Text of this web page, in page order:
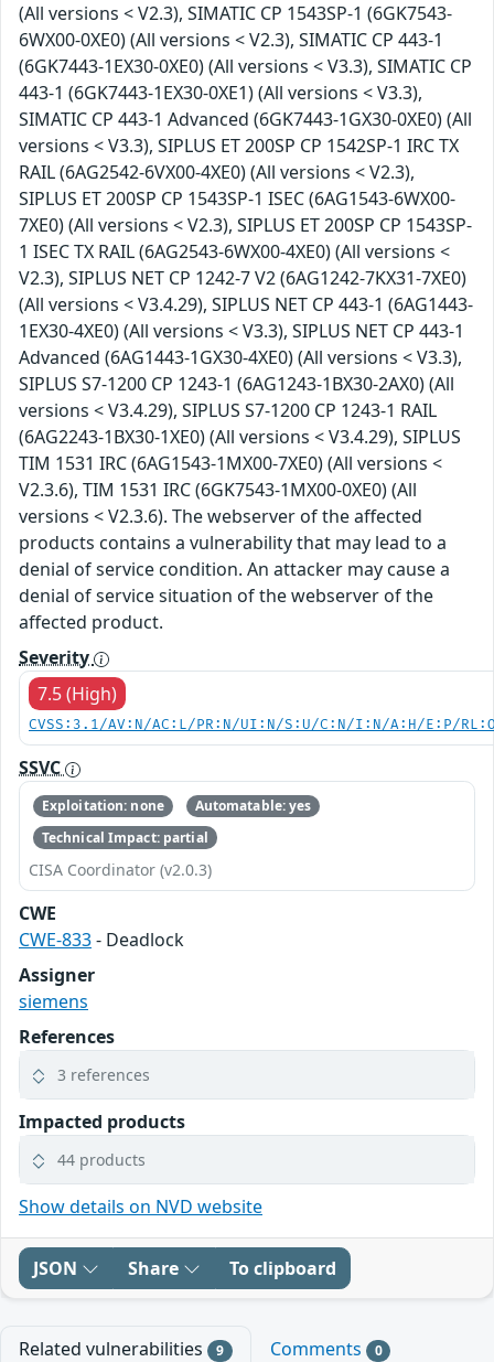
(All versions < V2.3), SIMATIC CP 1543SP-1 (6GK7543-
6WX00-0XE0) (All versions < V2.3), SIMATIC CP 443-1
(6GK7443-1EX30-0XE0) (All versions < V3.3), SIMATIC CP
443-1 (6GK7443-1EX30-0XE1) (All versions < V3.3),
SIMATIC CP 443-1 Advanced (6GK7443-1GX30-0XE0) (All
versions < V3.3), SIPLUS ET 200SP CP 1542SP-1 IRC TX
RAIL (6AG2542-6VX00-4XE0) (All versions < V2.3),
SIPLUS ET 200SP CP 1543SP-1 ISEC (6AG1543-6WX00-
7XE0) (All versions < V2.3), SIPLUS ET 200SP CP 1543SP-
1 ISEC TX RAIL (6AG2543-6WX00-4XE0) (All versions <
V2.3), SIPLUS NET CP 1242-7 V2 (6AG1242-7KX31-7XE0)
(All versions < V3.4.29), SIPLUS NET CP 443-1 (6AG1443-
1EX30-4XE0) (All versions < V3.3), SIPLUS NET CP 443-1
Advanced (6AG1443-1GX30-4XE0) (All versions < V3.3),
SIPLUS S7-1200 CP 1243-1 (6AG1243-1BX30-2AX0) (All
versions < V3.4.29), SIPLUS S7-1200 CP 1243-1 RAIL
(6AG2243-1BX30-1XE0) (All versions < V3.4.29), SIPLUS
TIM 1531 IRC (6AG1543-1MX00-7XE0) (All versions <
V2.3.6), TIM 1531 IRC (6GK7543-1MX00-0XE0) (All
versions < V2.3.6). The webserver of the affected
products contains a vulnerability that may lead to a
denial of service condition. An attacker may cause a
denial of service situation of the webserver of the
affected product.
Severity
7.5 (High)
CVSS:3.1/AV:N/AC:L/PR:N/UI:N/S:U/C:N/I:N/A:H/E:P/
SSVC
Exploitation: none
Automatable: yes
Technical Impact: partial
CISA Coordinator (v2.0.3)
CWE
CWE-833- Deadlock
Assigner
siemens
References
3 references
Impacted products
44 products
Show details on NVD website
JSON Share To clipboard
Related vulnerabilities 9 Comments 0